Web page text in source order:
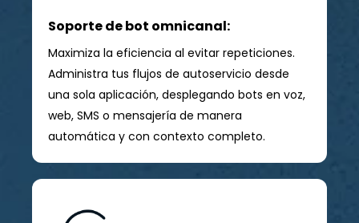
Soporte de bot omnicanal:
Maximiza la eficiencia al evitar repeticiones.
Administra tus flujos de autoservicio desde
una sola aplicación, desplegando bots en voz,
web, SMS o mensajería de manera
automática y con contexto completo.